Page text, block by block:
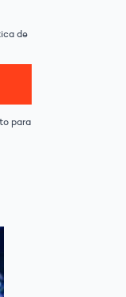
de
para